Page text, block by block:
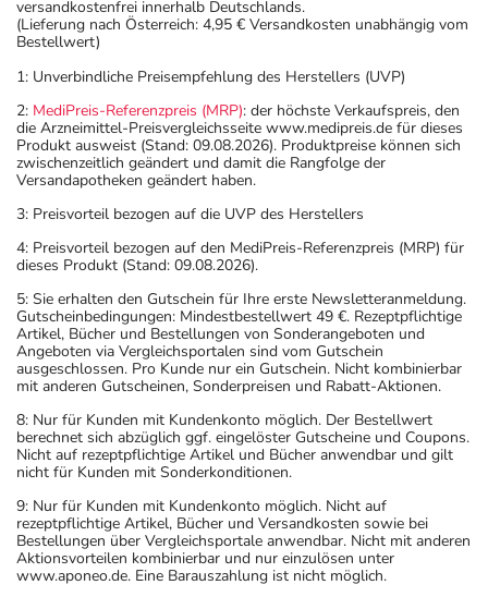
versandkostenfrei innerhalb Deutschlands.
(Lieferung nach Österreich: 4,95 € Versandkosten unabhängig vom
Bestellwert)
1: Unverbindliche Preisempfehlung des Herstellers (UVP)
2: MediPreis-Referenzpreis (MRP): der höchste Verkaufspreis, den
die Arzneimittel-Preisvergleichsseite www.medipreis.de für dieses
Produkt ausweist (Stand: 09.08.2026). Produktpreise können sich
zwischenzeitlich geändert und damit die Rangfolge der
Versandapotheken geändert haben.
3: Preisvorteil bezogen auf die UVP des Herstellers
4: Preisvorteil bezogen auf den MediPreis-Referenzpreis (MRP) für
dieses Produkt (Stand: 09.08.2026).
5: Sie erhalten den Gutschein für Ihre erste Newsletteranmeldung.
Gutscheinbedingungen: Mindestbestellwert 49 €. Rezeptpflichtige
Artikel, Bücher und Bestellungen von Sonderangeboten und
Angeboten via Vergleichsportalen sind vom Gutschein
ausgeschlossen. Pro Kunde nur ein Gutschein. Nicht kombinierbar
mit anderen Gutscheinen, Sonderpreisen und Rabatt-Aktionen.
8: Nur für Kunden mit Kundenkonto möglich. Der Bestellwert
berechnet sich abzüglich ggf. eingelöster Gutscheine und Coupons.
Nicht auf rezeptpflichtige Artikel und Bücher anwendbar und gilt
nicht für Kunden mit Sonderkonditionen.
9: Nur für Kunden mit Kundenkonto möglich. Nicht auf
rezeptpflichtige Artikel, Bücher und Versandkosten sowie bei
Bestellungen über Vergleichsportale anwendbar. Nicht mit anderen
Aktionsvorteilen kombinierbar und nur einzulösen unter
www.aponeo.de. Eine Barauszahlung ist nicht möglich.